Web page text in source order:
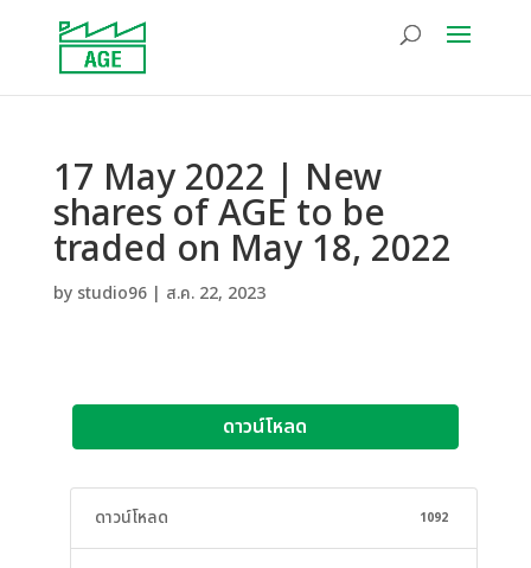
17 May 2022 | New
shares of AGE to be
traded on May 18, 2022
by studio96| ส.ค. 22, 2023
ดาวน์โหลด
ดาวน์โหลด 1092